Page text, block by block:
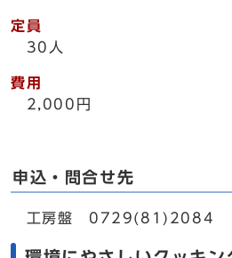
定員
30人
費用
2,000円
申込・問合せ先
工房盤 0729(81)2084